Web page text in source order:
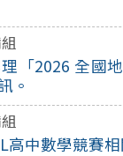
「2026 全國
。
高中數學競賽相